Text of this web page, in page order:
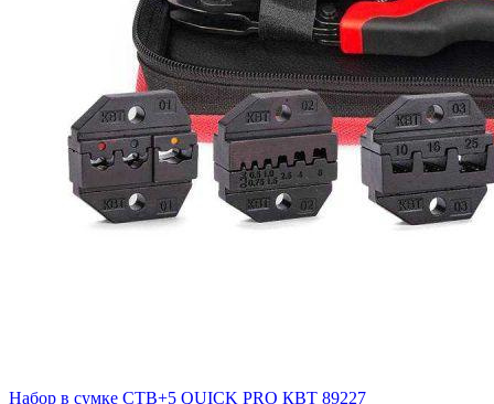
Набор в сумке СТВ+5 QUICK PRO КВТ 89227